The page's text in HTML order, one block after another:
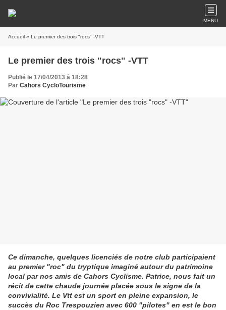
MENU
Accueil » Le premier des trois "rocs" -VTT
Le premier des trois "rocs" -VTT
Publié le 17/04/2013 à 18:28
Par Cahors CycloTourisme
Ce dimanche, quelques licenciés de notre club participaient
au premier "roc" du tryptique imaginé autour du patrimoine
local par nos amis de Cahors Cyclisme. Patrice, nous fait un
récit de cette chaude journée placée sous le signe de la
convivialité. Le Vtt est un sport en pleine expansion, le
succès du Roc Trespouzien avec 600 "pilotes" en est le bon